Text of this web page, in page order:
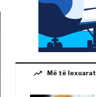
trending_up Më të lexuarat